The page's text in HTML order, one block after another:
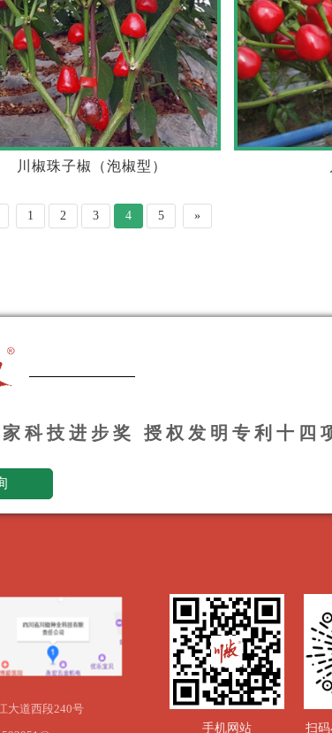
川椒珠子椒（泡椒型）
1 2 3 4 5 »
科技进步奖 授权发明专利十四
大道西段240号
手机网站 扫